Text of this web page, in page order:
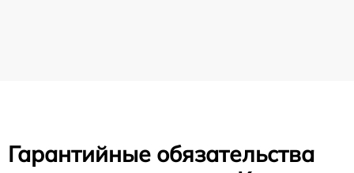
Гарантийные обязательства